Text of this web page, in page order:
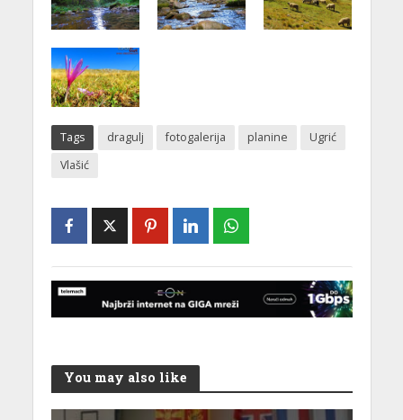
Tags dragulj fotogalerija planine
Ugrić
Vlašić
You may also like